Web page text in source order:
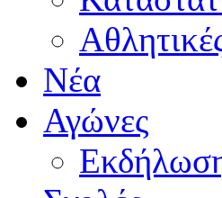
Νέα
Αγώνες